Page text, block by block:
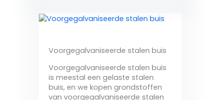
Voorgegalvaniseerde stalen buis
Voorgegalvaniseerde stalen buis
is meestal een gelaste stalen
buis, en we kopen grondstoffen
van voorgegalvaniseerde stalen